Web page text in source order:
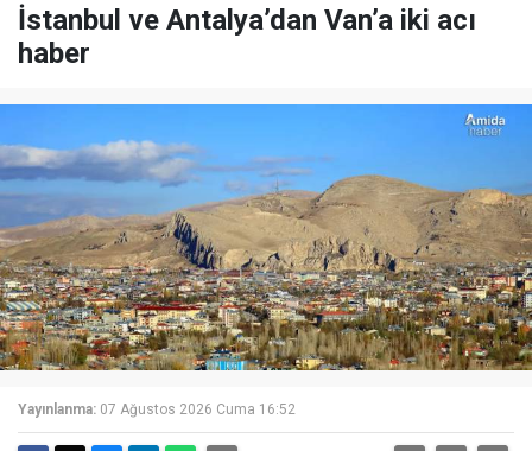
İstanbul ve Antalya’dan Van’a iki acı
haber
Yayınlanma: 07 Ağustos 2026 Cuma 16:52